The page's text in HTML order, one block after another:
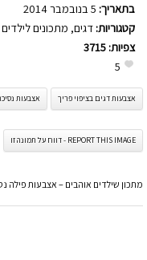
בתאריך:
קטגוריות: דגים, מתכונים לילדים
צפיות: 3715
5
אצבעות דגים בציפוי פריך אצבעות
REPORT THIS IMAGE - דווח על תמונה זו
מתכון שילדים אוהבים – אצבעות פילה